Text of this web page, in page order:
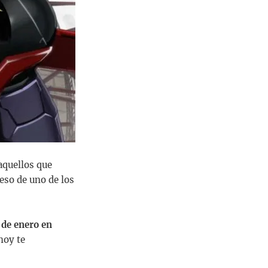
que
de uno de los
de enero en
te